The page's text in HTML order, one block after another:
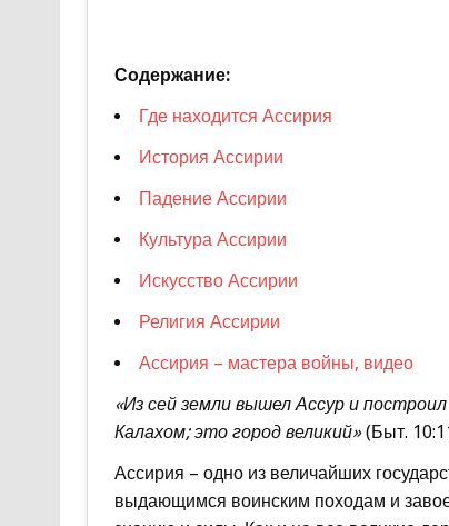
Содержание:
Где находится Ассирия
История Ассирии
Падение Ассирии
Культура Ассирии
Искусство Ассирии
Религия Ассирии
Ассирия – мастера войны, видео
«Из сей земли вышел Ассур и
Калахом; это город великий»(Быт.
Ассирия – одно из величайших
выдающимся воинским походам и